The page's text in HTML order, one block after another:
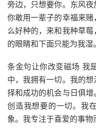
旁边，只想要你。东风
你敢用一辈子的幸福来
么好种的，来和我种草
的眼睛和下面只能为我湿
条金句让你改变磁场 我
中，我拥有一切。我的
择和成功的机会与日俱
创造我想要的一切。我
象。我专注于喜爱的事物